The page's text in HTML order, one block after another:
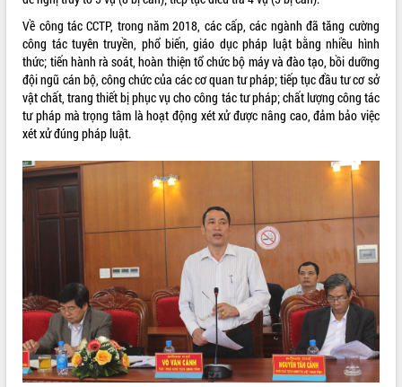
Bí thư Tỉnh ủy Lương Nguyễn Minh
Triết thăm, tặng quà người có công với
cách mạng
Rà soát, hoàn thiện hệ thống thiết chế
văn hóa, thể thao đáp ứng yêu cầu
phát triển mới
Thường trực HĐND tỉnh Đắk Lắk gặp
mặt Đoàn chuyên gia y tế TP. Hồ Chí
Minh
Lễ truy điệu và an táng hài cốt liệt sĩ
tại Nghĩa trang Liệt sĩ xã Sơn Hòa
Bàn giải pháp tháo gỡ khó khăn trong
Thứ trưởng Bộ Nông nghiệp và Môi
trường Nguyễn Hoàng Hiệp khảo sát
vùng trồng và doanh nghiệp đóng gói
sầu riêng tại Đắk Lắk
Trình diễn nghệ thuật chế biến các
món ăn từ sầu riêng
LIÊN KẾT WEB
THỐNG KÊ TRUY CẬP
Hôm nay: 20455
Tất cả: 66106123
Về công tác CCTP, trong năm 2018, các cấp, các ngành đã tăng cường
công tác tuyên truyền, phổ biến, giáo dục pháp luật bằng nhiều hình
thức; tiến hành rà soát, hoàn thiện tổ chức bộ máy và đào tạo, bồi dưỡng
đội ngũ cán bộ, công chức của các cơ quan tư pháp; tiếp tục đầu tư cơ sở
vật chất, trang thiết bị phục vụ cho công tác tư pháp; chất lượng công tác
tư pháp mà trọng tâm là hoạt động xét xử được nâng cao, đảm bảo việc
xét xử đúng pháp luật.